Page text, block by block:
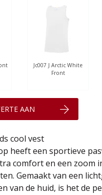
Jc007 J Arctic White
Front
AAN
cool vest
heeft een sportieve
comfort en een zoom
Gemaakt van een
van de huid, is het de